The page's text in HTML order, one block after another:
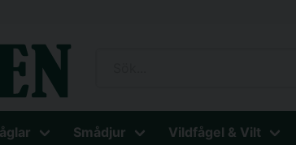
Smådjur Vildfågel & Vilt